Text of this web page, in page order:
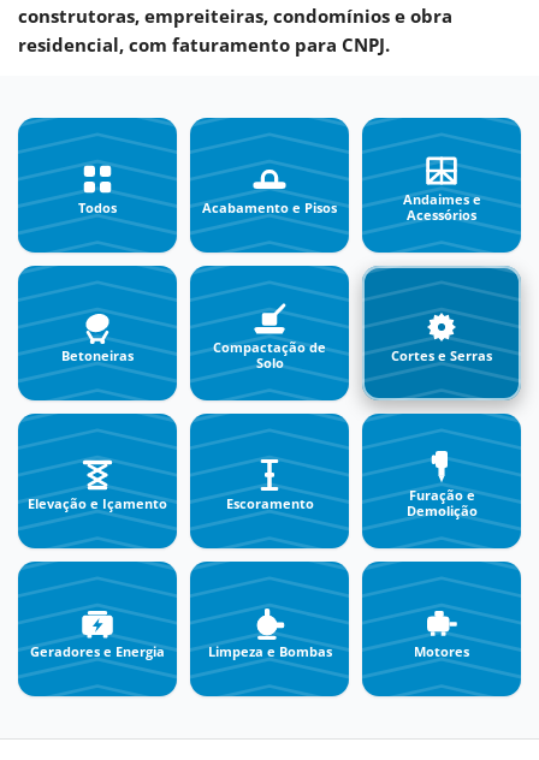
construtoras, empreiteiras, condomínios e obra
residencial, com faturamento para CNPJ.
Todos Acabamento e Pisos
Andaimes e
Acessórios
Betoneiras
Compactação de
Solo
Cortes e Serras
Elevação e Içamento Escoramento
Furação e
Demolição
Geradores e Energia Limpeza e Bombas Motores